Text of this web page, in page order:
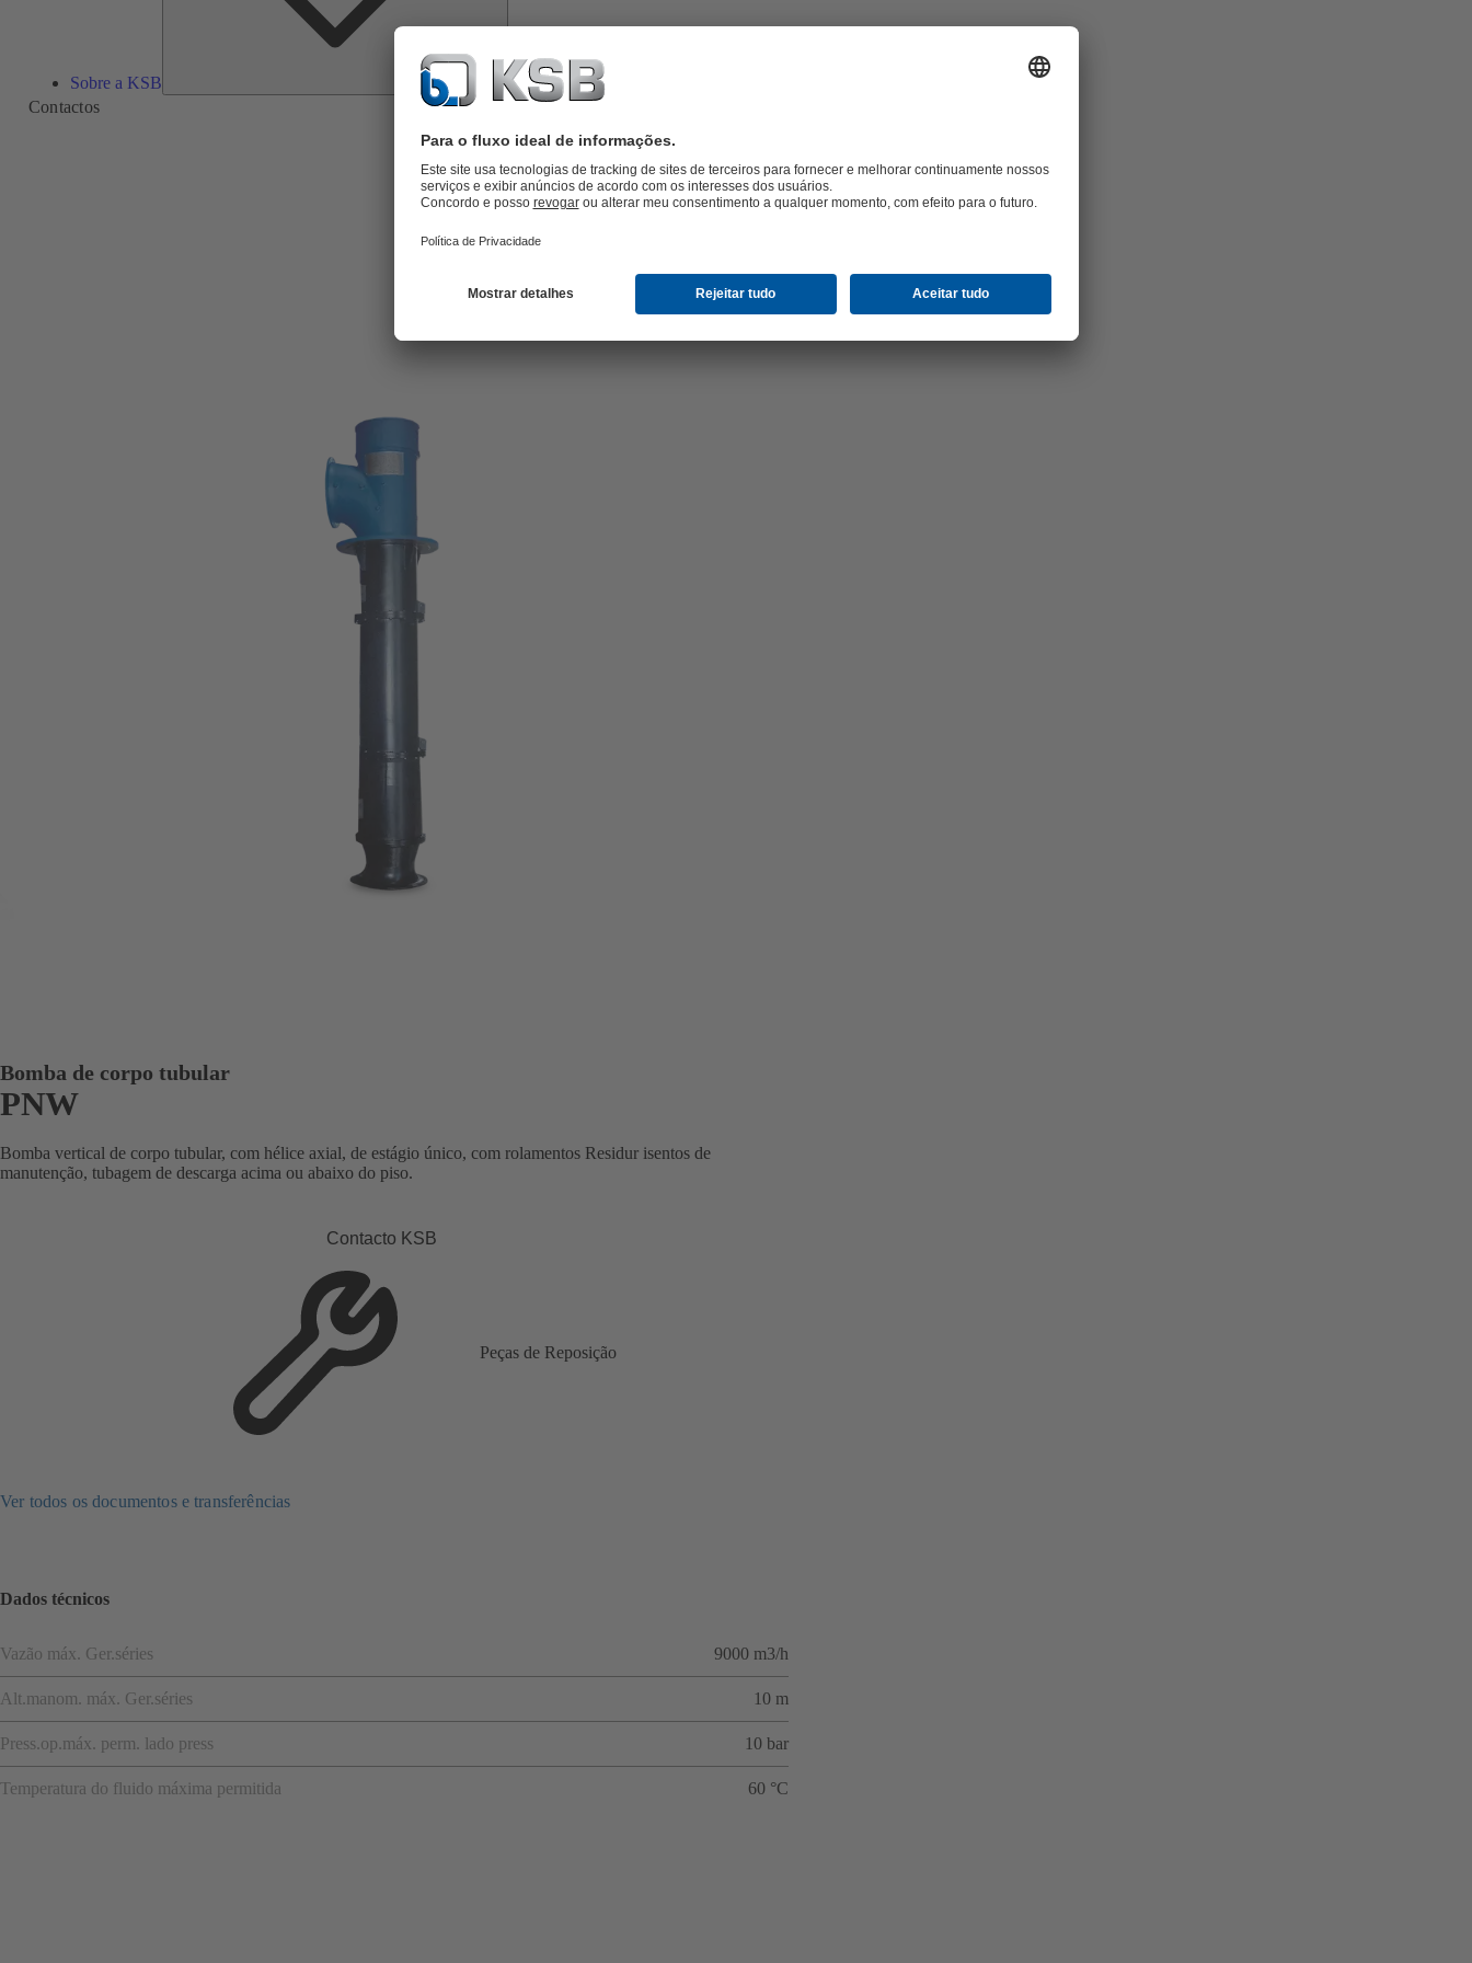
Sobre a KSB
Contactos
Bomba de corpo tubular
PNW
Bomba vertical de corpo tubular, com hélice axial, de estágio único, com rolamentos Residur isentos de
manutenção, tubagem de descarga acima ou abaixo do piso.
Contacto KSB
Peças de Reposição
Ver todos os documentos e transferências
Dados técnicos
Vazão máx. Ger.séries 9000 m3/h
Alt.manom. máx. Ger.séries 10 m
Press.op.máx. perm. lado press 10 bar
Temperatura do fluido máxima permitida 60 °C